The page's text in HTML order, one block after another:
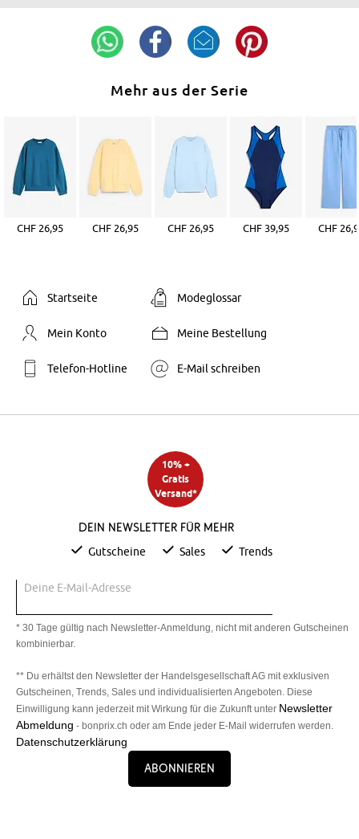
Mehr aus der Serie
CHF 26,95 CHF 26,95 CHF 26,95 CHF 39,95 CHF
Startseite Modeglossar
Mein Konto Meine Bestellung
Telefon-Hotline E-Mail schreiben
10% +
Gratis
Versand*
Dein Newsletter für mehr
Gutscheine Sales Trends
Deine E-Mail-Adresse
* 30 Tage gültig nach Newsletter-Anmeldung, nicht mit anderen Gutscheinen
kombinierbar.
** Du erhältst den Newsletter der Handelsgesellschaft AG mit exklusiven
Gutscheinen, Trends, Sales und individualisierten Angeboten. Diese
Einwilligung kann jederzeit mit Wirkung für die Zukunft unter Newsletter
Abmeldung - bonprix.ch oder am Ende jeder E-Mail widerrufen werden.
Datenschutzerklärung
Abonnieren